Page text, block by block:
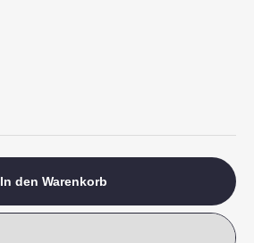
In den Warenkorb